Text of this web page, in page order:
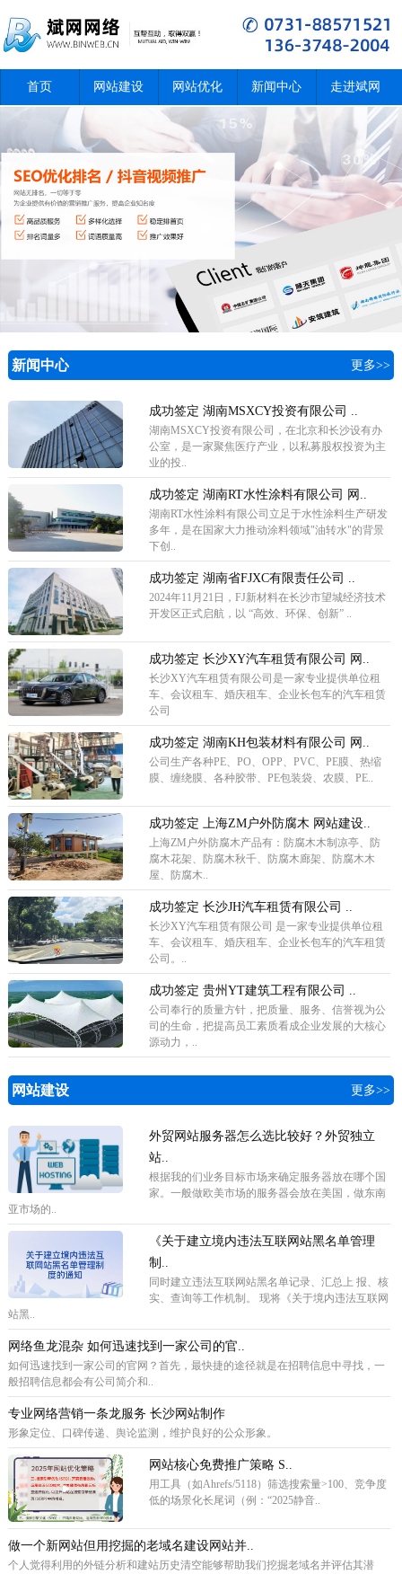
首页 网站建设 网站优化 新闻中心 走进斌网
新闻中心 更多>>
成功签定 湖南MSXCY投资有限公司 ..
湖南MSXCY投资有限公司，在北京和长沙设有办
公室，是一家聚焦医疗产业，以私募股权投资为主
业的投..
成功签定 湖南RT水性涂料有限公司 网..
湖南RT水性涂料有限公司立足于水性涂料生产研发
多年，是在国家大力推动涂料领域"油转水"的背景
下创..
成功签定 湖南省FJXC有限责任公司 ..
2024年11月21日，FJ新材料在长沙市望城经济技术
开发区正式启航，以 “高效、环保、创新” ..
成功签定 长沙XY汽车租赁有限公司 网..
长沙XY汽车租赁有限公司是一家专业提供单位租
车、会议租车、婚庆租车、企业长包车的汽车租赁
公司
成功签定 湖南KH包装材料有限公司 网..
公司生产各种PE、PO、OPP、PVC、PE膜、热缩
膜、缠绕膜、各种胶带、PE包装袋、农膜、PE..
成功签定 上海ZM户外防腐木 网站建设..
上海ZM户外防腐木产品有：防腐木木制凉亭、防
腐木花架、防腐木秋千、防腐木廊架、防腐木木
屋、防腐木..
成功签定 长沙JH汽车租赁有限公司 ..
长沙XY汽车租赁有限公司 是一家专业提供单位租
车、会议租车、婚庆租车、企业长包车的汽车租赁
公司。..
成功签定 贵州YT建筑工程有限公司 ..
公司奉行的质量方针，把质量、服务、信誉视为公
司的生命，把提高员工素质看成企业发展的大核心
源动力，..
网站建设 更多>>
外贸网站服务器怎么选比较好？外贸独立
站..
根据我的们业务目标市场来确定服务器放在哪个国
家。一般做欧美市场的服务器会放在美国，做东南
亚市场的..
《关于建立境内违法互联网站黑名单管理
制..
同时建立违法互联网站黑名单记录、汇总上 报、核
实、查询等工作机制。 现将《关于境内违法互联网
站黑..
网络鱼龙混杂 如何迅速找到一家公司的官..
如何迅速找到一家公司的官网？首先，最快捷的途径就是在招聘信息中寻找，一
般招聘信息都会有公司简介和..
专业网络营销一条龙服务 长沙网站制作
形象定位、口碑传递、舆论监测，维护良好的公众形象。
网站核心免费推广策略 ‌S..
用工具（如Ahrefs/5118）筛选搜索量>100、竞争度
低的场景化长尾词（例：“2025静音..
做一个新网站但用挖掘的老域名建设网站并..
个人觉得利用的外链分析和建站历史清空能够帮助我们挖掘老域名并评估其潜